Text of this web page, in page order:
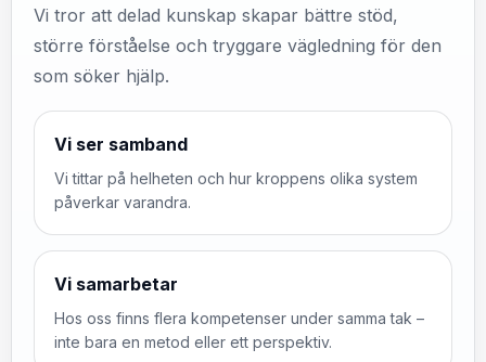
Vi tror att delad kunskap skapar bättre stöd,
större förståelse och tryggare vägledning för den
som söker hjälp.
Vi ser samband
Vi tittar på helheten och hur kroppens olika system
påverkar varandra.
Vi samarbetar
Hos oss finns flera kompetenser under samma tak –
inte bara en metod eller ett perspektiv.